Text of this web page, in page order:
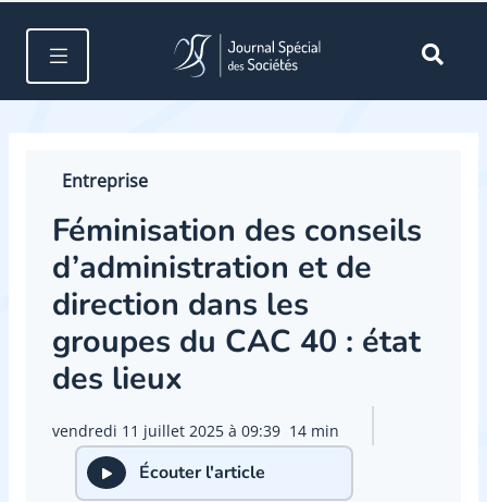
Entreprise
Féminisation des conseils
d’administration et de
direction dans les
groupes du CAC 40 : état
des lieux
vendredi 11 juillet 2025 à 09:39 14 min
Écouter l'article